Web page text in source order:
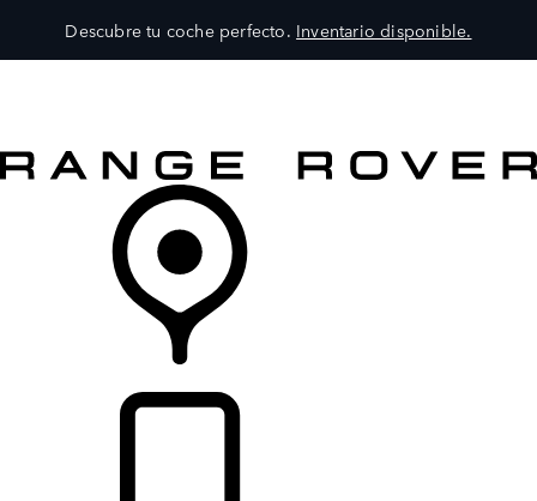
Descubre tu coche perfecto. Inventario disponible.